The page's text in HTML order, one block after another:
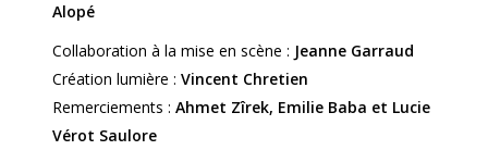
Alopé
Collaboration à la mise en scène : Jeanne Garraud
Création lumière : Vincent Chretien
Remerciements : Ahmet Zîrek, Emilie Baba et Lucie
Vérot Saulore